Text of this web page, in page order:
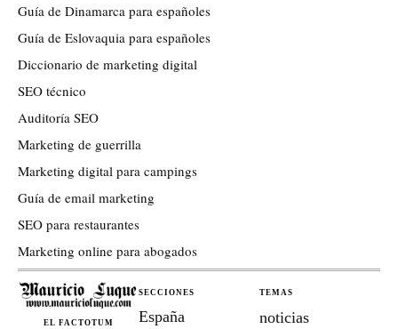
Guía de Dinamarca para españoles
Guía de Eslovaquia para españoles
Diccionario de marketing digital
SEO técnico
Auditoría SEO
Marketing de guerrilla
Marketing digital para campings
Guía de email marketing
SEO para restaurantes
Marketing online para abogados
EL FACTOTUM
SECCIONES
España
TEMAS
noticias